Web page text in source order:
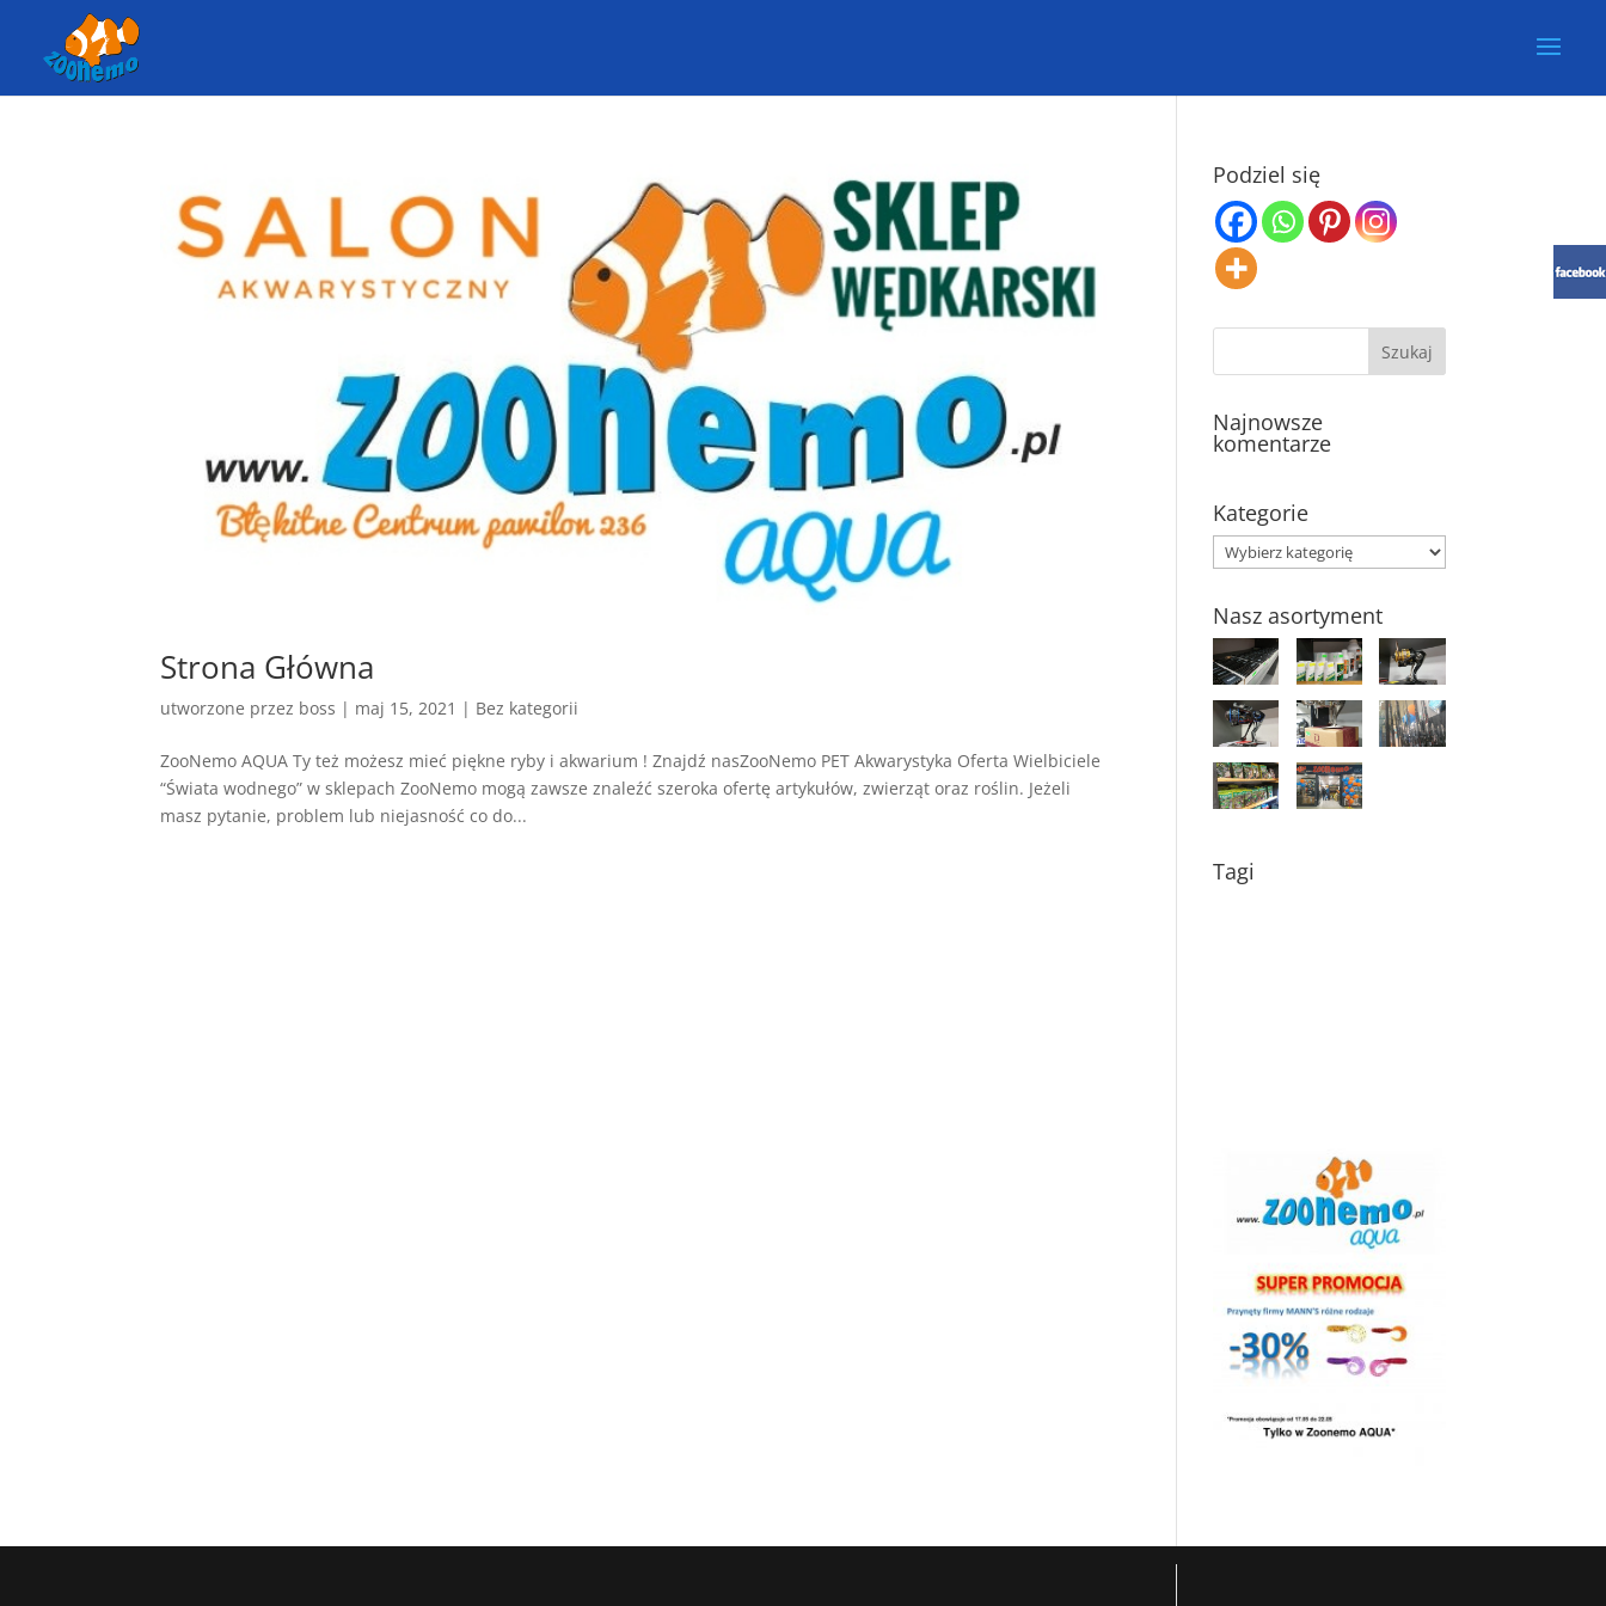
Strona Główna
utworzone przez boss | maj 15, 2021 | Bez kategorii
ZooNemo AQUA Ty też możesz mieć piękne ryby i akwarium ! Znajdź nasZooNemo PET Akwarystyka Oferta Wielbiciele
“Świata wodnego” w sklepach ZooNemo mogą zawsze znaleźć szeroka ofertę artykułów, zwierząt oraz roślin. Jeżeli
masz pytanie, problem lub niejasność co do...
Podziel się
Najnowsze
komentarze
Kategorie
Kategorie
Nasz asortyment
Tagi